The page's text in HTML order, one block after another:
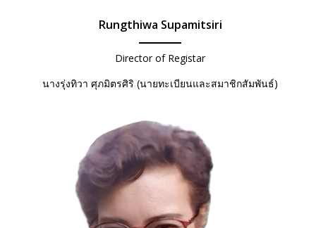
Rungthiwa Supamitsiri
Director of Registar
นางรุ่งทิวา ศุภมิตรศิริ (นายทะเบียนและสมาชิกสัมพันธ์)